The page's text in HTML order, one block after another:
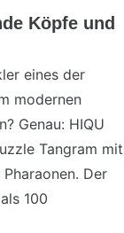
Köpfe und
eines der
modernen
Genau: HIQU
Tangram mit
Der
100